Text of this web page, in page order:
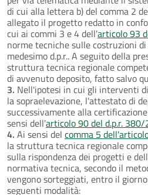
di cui alla lettera b) del comma 2
allegato il progetto redatto in
cui ai commi 3 e 4 dell'articolo 93
norme tecniche sulle costruzioni
medesimo d.p.r.. A seguito della
struttura tecnica regionale
di avvenuto deposito, fatto salvo
3. Nell'ipotesi in cui gli interventi
la sopraelevazione, l'attestato di
successivamente alla
sensi dell'articolo 90 del d.p.r. 380/
4. Ai sensi del comma 5
la struttura tecnica regionale
sulla rispondenza dei progetti e
normativa tecnica, secondo il
vengono sorteggiati, entro il
seguenti modalità: